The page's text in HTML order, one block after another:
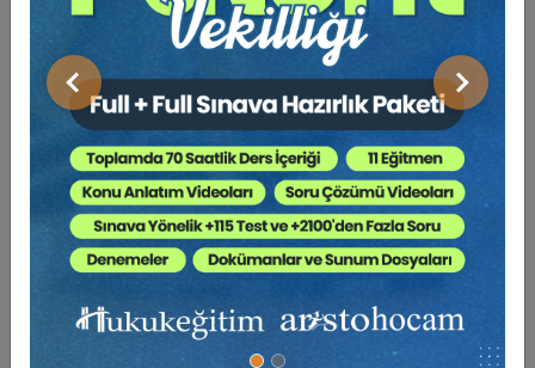
Önceki Sonraki
bu özellikleri dikkate alınarak, hukuk uygulayıcılarına
açacakları ve/veya yürütmekte oldukları davalarda yol
gösterici olabilmesi amacıyla hazırlanmıştır.
HGK Diyor Kiadı verilen bu seri, 2020-2022 yıllarını kapsar
şekilde, uygulamada en çok karşılaşılan, en dinamik, en çok
ihtiyaç duyulan konu başlıkları tespit edilerek belli bir konu
başlığına hasredilerek derlenen kararlardan oluşmaktadır.
Derlenen kararların her birine bir numara verilmiş, kararın
neye ilişkin olduğu hususu anahtar kelimeler kullanılmak
içeriğinde ise her sayfanın üst başlığında karar numarasına
yer verilerek karar metnini bulmak kolaylaştırılmıştır.